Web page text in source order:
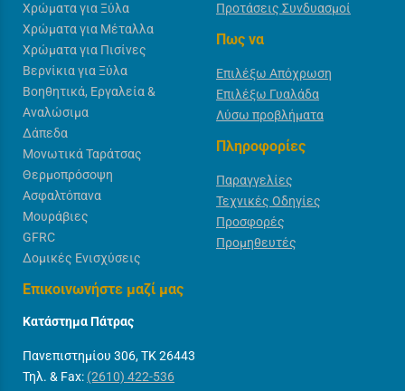
Χρώματα για Ξύλα
Χρώματα για Μέταλλα
Χρώματα για Πισίνες
Βερνίκια για Ξύλα
Βοηθητικά, Εργαλεία &
Αναλώσιμα
Δάπεδα
Μονωτικά Ταράτσας
Θερμοπρόσοψη
Ασφαλτόπανα
Μουράβιες
GFRC
Δομικές Ενισχύσεις
Προτάσεις Συνδυασμοί
Πως να
Επιλέξω Απόχρωση
Επιλέξω Γυαλάδα
Λύσω προβλήματα
Πληροφορίες
Παραγγελίες
Τεχνικές Οδηγίες
Προσφορές
Προμηθευτές
Επικοινωνήστε μαζί μας
Κατάστημα Πάτρας
Πανεπιστημίου 306, ΤΚ 26443
Τηλ. & Fax: (2610) 422-536